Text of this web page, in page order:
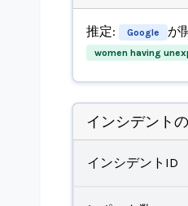
推定: Google が
women having
インシデント
インシデントID